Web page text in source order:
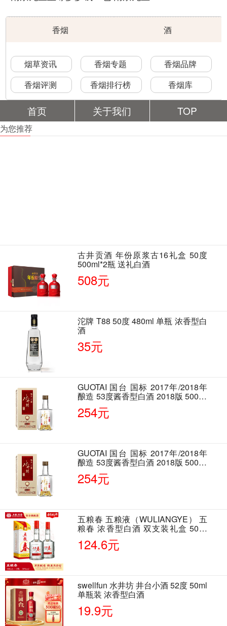
香烟 酒
烟草资讯 香烟专题
香烟品牌
香烟评测
香烟排行榜 香烟库
首页 关于我们 TOP
为您推荐
古井贡酒 年份原浆古16礼盒 50度
500ml*2瓶 送礼白酒
508元
沱牌 T88 50度 480ml 单瓶 浓香型白
酒
35元
GUOTAI 国台 国标 2017年/2018年
酿造 53度酱香型白酒 2018版 500ml
单瓶装
254元
GUOTAI 国台 国标 2017年/2018年
酿造 53度酱香型白酒 2018版 500ml
单瓶装
254元
五粮春 五粮液（WULIANGYE） 五
粮春 浓香型白酒 双支装礼盒 50度
500ml*2瓶 含酒具
124.6元
swellfun 水井坊 井台小酒 52度 50ml
单瓶装 浓香型白酒
19.9元